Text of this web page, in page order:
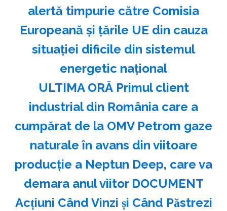
alertă timpurie către Comisia
Europeană și țările UE din cauza
situației dificile din sistemul
energetic național
ULTIMA ORĂ Primul client
industrial din România care a
cumpărat de la OMV Petrom gaze
naturale în avans din viitoare
producție a Neptun Deep, care va
demara anul viitor DOCUMENT
Acțiuni Când Vinzi și Când Păstrezi